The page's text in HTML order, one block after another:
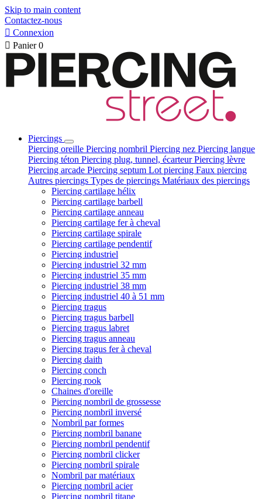
Skip to main content
Contactez-nous
 Connexion
 Panier 0
Piercings
Piercing oreille Piercing nombril Piercing nez Piercing langue
Piercing téton Piercing plug, tunnel, écarteurPiercing lèvre
Piercing arcade Piercing septum Lot piercing Faux piercing
Autres piercings Types de piercings Matériaux des piercings
Piercing cartilage hélix
Piercing cartilage barbell
Piercing cartilage anneau
Piercing cartilage fer à cheval
Piercing cartilage spirale
Piercing cartilage pendentif
Piercing industriel
Piercing industriel 32 mm
Piercing industriel 35 mm
Piercing industriel 38 mm
Piercing industriel 40 à 51 mm
Piercing tragus
Piercing tragus barbell
Piercing tragus labret
Piercing tragus anneau
Piercing tragus fer à cheval
Piercing daith
Piercing conch
Piercing rook
Chaines d'oreille
Piercing nombril de grossesse
Piercing nombril inversé
Nombril par formes
Piercing nombril banane
Piercing nombril pendentif
Piercing nombril clicker
Piercing nombril spirale
Nombril par matériaux
Piercing nombril acier
Piercing nombril titane